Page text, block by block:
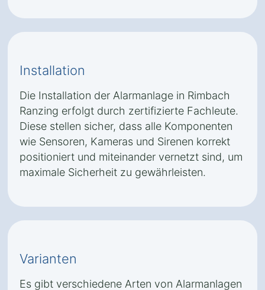
Installation
Die Installation der Alarmanlage in Rimbach
Ranzing erfolgt durch zertifizierte Fachleute.
Diese stellen sicher, dass alle Komponenten
wie Sensoren, Kameras und Sirenen korrekt
positioniert und miteinander vernetzt sind, um
maximale Sicherheit zu gewährleisten.
Varianten
Es gibt verschiedene Arten von Alarmanlagen